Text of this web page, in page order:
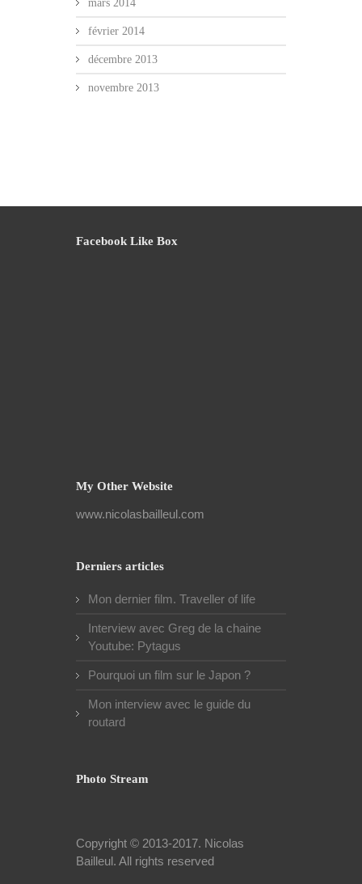
mars 2014
février 2014
décembre 2013
novembre 2013
Facebook Like Box
My Other Website
www.nicolasbailleul.com
Derniers articles
Mon dernier film. Traveller of life
Interview avec Greg de la chaine
Youtube: Pytagus
Pourquoi un film sur le Japon ?
Mon interview avec le guide du
routard
Photo Stream
Copyright © 2013-2017. Nicolas
Bailleul . All rights reserved